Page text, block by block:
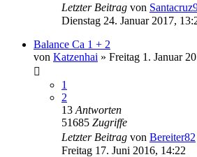
Letzter Beitrag von
Dienstag 24. Januar 2017,
Balance Ca 1 + 2
von Katzenhai » Freitag 1. Januar
1
2
13 Antworten
51685 Zugriffe
Letzter Beitrag von Bereiter82
Freitag 17. Juni 2016, 14:22